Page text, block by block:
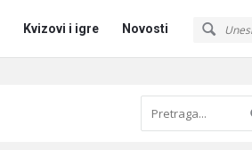
Kvizovi i igre Novosti